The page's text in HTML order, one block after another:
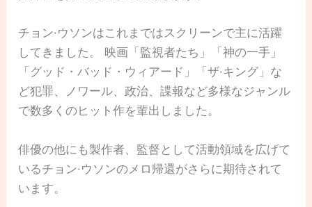
チョン·ウソンはこれまではスクリーンで主に活躍
してきました。 映画「監視者たち」「神の一手」
「グッド・バッド・ウィアード」「ザ·キング」な
ど犯罪、ノワール、政治、諜報など多様なジャンル
で数多くのヒット作を輩出しました。
俳優の他にも製作者、監督として活動領域を広げて
いるチョン·ウソンのメロ帰還がさらに期待されて
います。